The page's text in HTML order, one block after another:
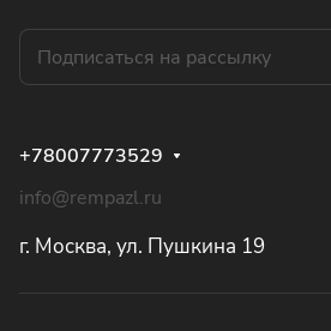
+78007773529
info@rempazl.ru
г. Москва, ул. Пушкина 19